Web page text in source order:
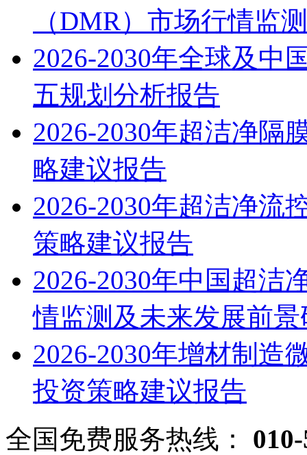
（DMR）市场行情监
2026-2030年全球及中
五规划分析报告
2026-2030年超洁净隔
略建议报告
2026-2030年超洁净流
策略建议报告
2026-2030年中国超洁
情监测及未来发展前
2026-2030年增材制造
投资策略建议报告
全国免费服务热线：